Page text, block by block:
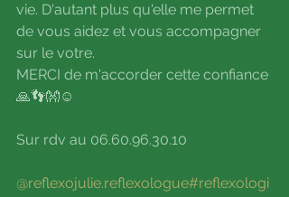
vie. D'autant plus qu'elle me permet
de vous aidez et vous accompagner
sur le votre.
MERCI de m'accorder cette confiance
🙏👣👐☺️
Sur rdv au 06.60.96.30.10
@reflexojulie.reflexologue#reflexologi